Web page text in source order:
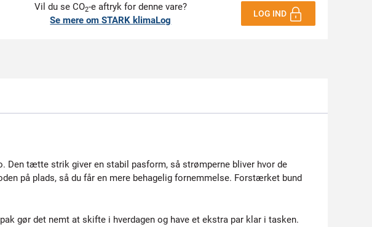
Vil du se CO2-e aftryk for denne vare?
Se mere om STARK klimaLog
LOG IND
Den tætte strik giver en stabil pasform, så strømperne bliver hvor de
på plads, så du får en mere behagelig fornemmelse. Forstærket bund
gør det nemt at skifte i hverdagen og have et ekstra par klar i tasken.